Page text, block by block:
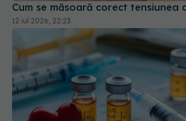
Cum se măsoară corect tensiunea
12 iul 2026, 22:23